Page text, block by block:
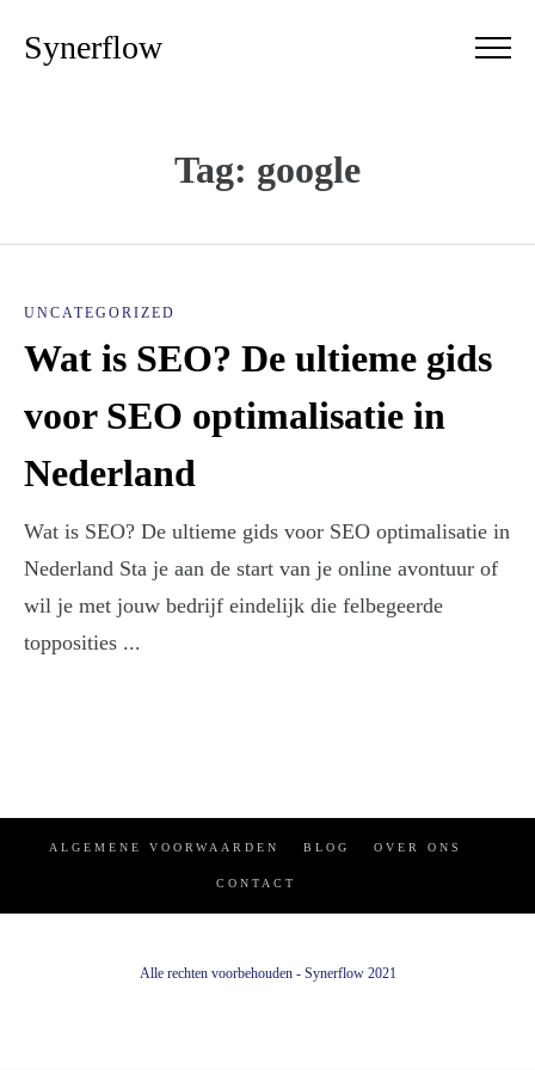
Synerflow
Tag: google
UNCATEGORIZED
Wat is SEO? De ultieme gids
voor SEO optimalisatie in
Nederland
Wat is SEO? De ultieme gids voor SEO optimalisatie in
Nederland Sta je aan de start van je online avontuur of
wil je met jouw bedrijf eindelijk die felbegeerde
topposities ...
ALGEMENE VOORWAARDEN BLOG OVER ONS
CONTACT
Alle rechten voorbehouden - Synerflow 2021